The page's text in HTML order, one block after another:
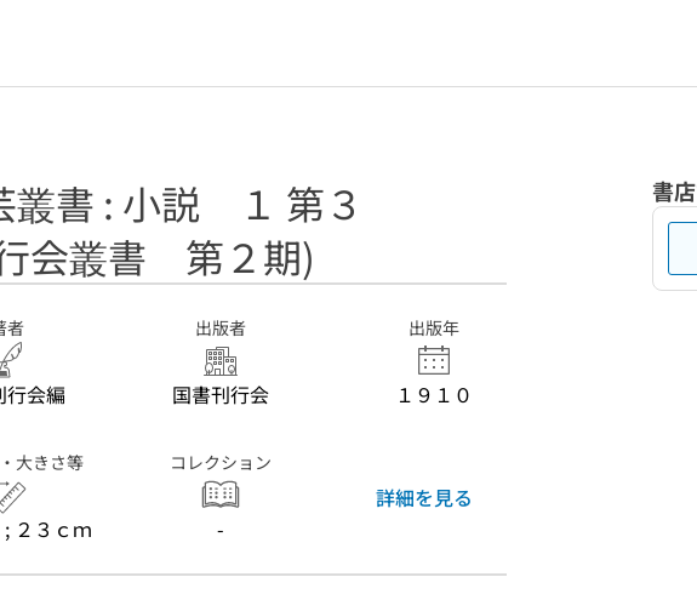
叢書 : 小説 １ 第３
会叢書 第２期)
者
行会編
出版者
国書刊行会
出版年
１９１０
大きさ等
２３ｃｍ
コレクション
-
詳細を見る
書